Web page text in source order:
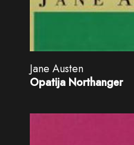
Jane Austen
Opatija Northanger